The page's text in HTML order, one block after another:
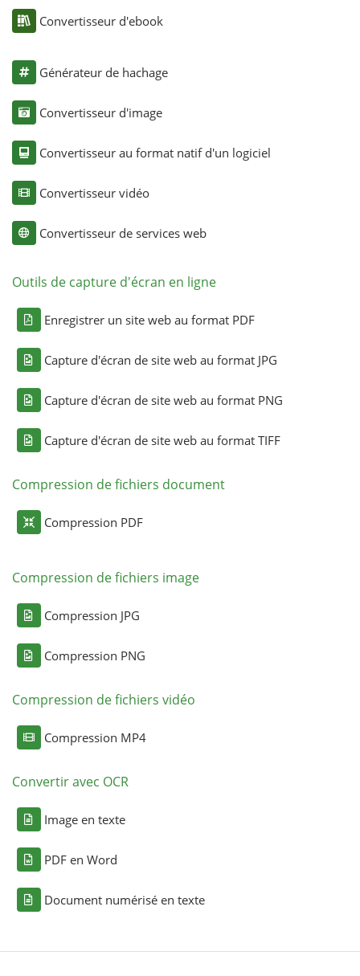
Convertisseur d'ebook
Générateur de hachage
Convertisseur d'image
Convertisseur au format natif d'un logiciel
Convertisseur vidéo
Convertisseur de services web
Outils de capture d'écran en ligne
Enregistrer un site web au format PDF
Capture d'écran de site web au format JPG
Capture d'écran de site web au format PNG
Capture d'écran de site web au format TIFF
Compression de fichiers document
Compression PDF
Compression de fichiers image
Compression JPG
Compression PNG
Compression de fichiers vidéo
Compression MP4
Convertir avec OCR
Image en texte
PDF en Word
Document numérisé en texte